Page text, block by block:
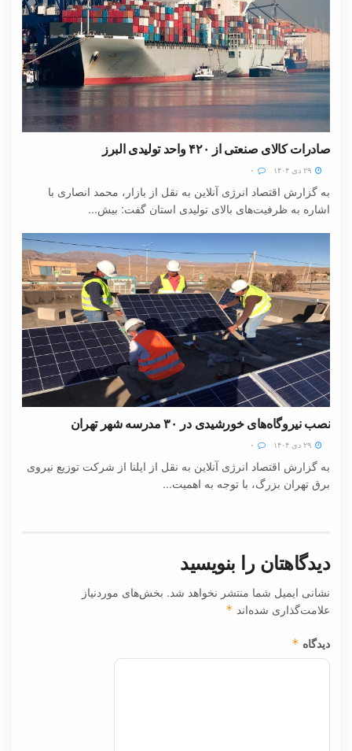
صادرات کالای صنعتی از ۴۲۰ واحد تولیدی البرز
به گزارش اقتصاد انرژی آنلاین به نقل از بازار، محمد انصاری با
اشاره به ظرفیت‌های بالای تولیدی استان گفت: بیش...
نصب نیروگاه‌های خورشیدی در ۳۰ مدرسه شهر تهران
به گزارش اقتصاد انرژی آنلاین به نقل از ایلنا از شرکت توزیع نیروی
برق تهران بزرگ، با توجه به اهمیت...
دیدگاهتان را بنویسید
نشانی ایمیل شما منتشر نخواهد شد. بخش‌های موردنیاز
علامت‌گذاری شده‌اند *
دیدگاه *